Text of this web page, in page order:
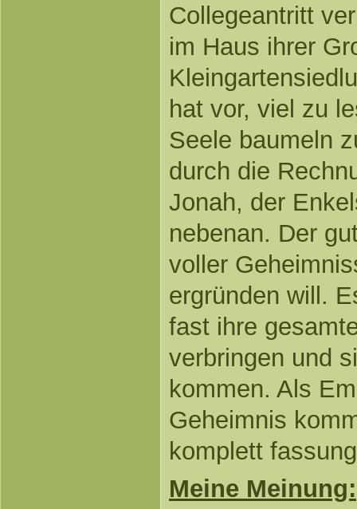
Collegeantritt
im Haus ihrer
hat vor, viel zu
Seele baumeln
durch die
Jonah, der
nebenan. Der
voller
ergründen will.
fast ihre
verbringen und
kommen. Als
Geheimnis
komplett
Meine Meinung: